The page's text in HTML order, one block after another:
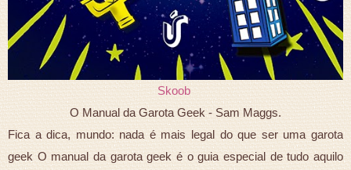
Skoob
O Manual da Garota Geek - Sam Maggs.
Fica a dica, mundo: nada é mais legal do que ser uma garota
geek O manual da garota geek é o guia especial de tudo aquilo